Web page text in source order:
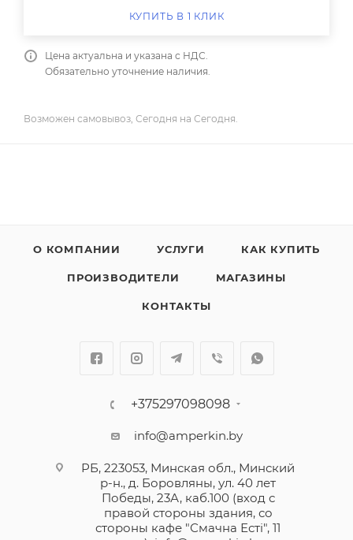
КУПИТЬ В 1 КЛИК
Цена актуальна и указана с НДС.
Обязательно уточнение наличия.
Возможен самовывоз, Сегодня на Сегодня.
О КОМПАНИИ УСЛУГИ КАК КУПИТЬ
ПРОИЗВОДИТЕЛИ МАГАЗИНЫ
КОНТАКТЫ
+375297098098
info@amperkin.by
РБ, 223053, Минская обл., Минский
р-н., д. Боровляны, ул. 40 лет
Победы, 23А, каб.100 (вход с
правой стороны здания, со
стороны кафе "Смачна Естi", 11